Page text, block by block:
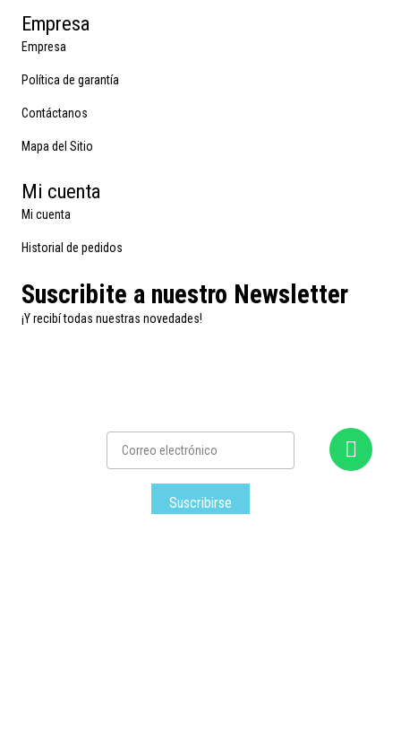
Empresa
Empresa
Política de garantía
Contáctanos
Mapa del Sitio
Mi cuenta
Mi cuenta
Historial de pedidos
Suscribite a nuestro Newsletter
¡Y recibí todas nuestras novedades!
Suscribirse